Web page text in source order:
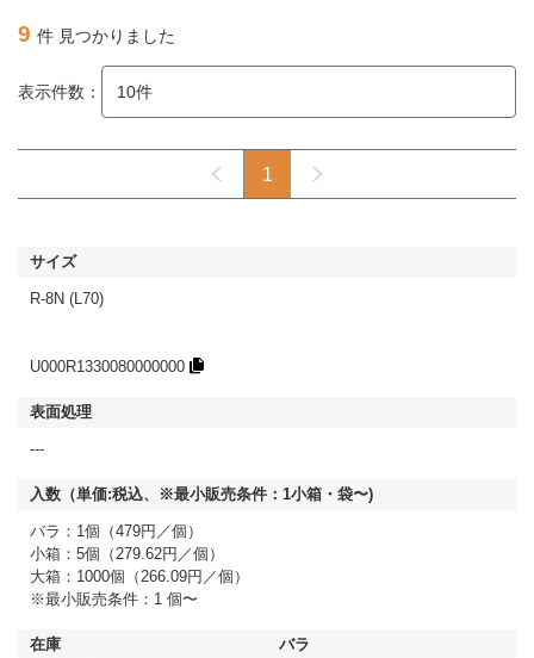
9 件 見つかりました
表示件数：
1
R-8N (L70)
U000R1330080000000
---
バラ：1個（479円／個）
小箱：5個（279.62円／個）
大箱：1000個（266.09円／個）
※最小販売条件：1 個〜